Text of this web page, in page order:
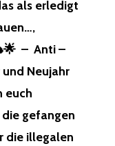
als erledigt
– Anti –
Neujahr
euch
gefangen
die illegalen